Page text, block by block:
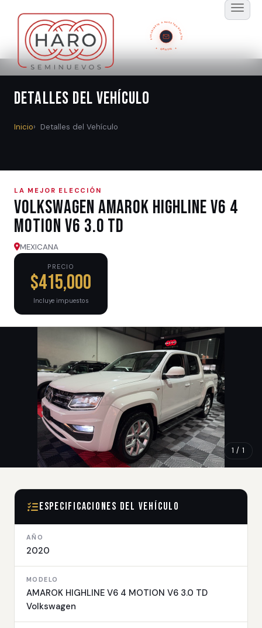
SUSCRÍBETE A NUESTRO BOLETÍN
GRATIS
Detalles del Vehículo
Inicio Detalles del Vehículo
LA MEJOR ELECCIÓN
Volkswagen AMAROK HIGHLINE V6 4
MOTION V6 3.0 TD
MEXICANA
PRECIO
$415,000
Incluye impuestos
1 / 1
Especificaciones del Vehículo
AÑO
2020
MODELO
AMAROK HIGHLINE V6 4 MOTION V6 3.0 TD
Volkswagen